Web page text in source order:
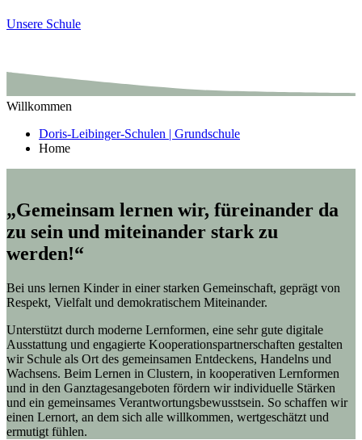
Unsere Schule
Willkommen
Doris-Leibinger-Schulen | Grundschule
Home
„Gemeinsam lernen wir, füreinander da
zu sein und miteinander stark zu
werden!“
Bei uns lernen Kinder in einer starken Gemeinschaft, geprägt von
Respekt, Vielfalt und demokratischem Miteinander.
Unterstützt durch moderne Lernformen, eine sehr gute digitale
Ausstattung und engagierte Kooperationspartnerschaften gestalten
wir Schule als Ort des gemeinsamen Entdeckens, Handelns und
Wachsens. Beim Lernen in Clustern, in kooperativen Lernformen
und in den Ganztagesangeboten fördern wir individuelle Stärken
und ein gemeinsames Verantwortungsbewusstsein. So schaffen wir
einen Lernort, an dem sich alle willkommen, wertgeschätzt und
ermutigt fühlen.